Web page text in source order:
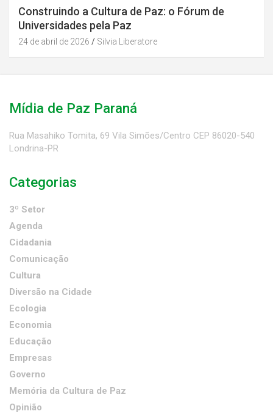
Construindo a Cultura de Paz: o Fórum de
Universidades pela Paz
24 de abril de 2026 Silvia Liberatore
Mídia de Paz Paraná
Rua Masahiko Tomita, 69 Vila Simões/Centro CEP 86020-540
Londrina-PR
Categorias
3º Setor
Agenda
Cidadania
Comunicação
Cultura
Diversão na Cidade
Ecologia
Economia
Educação
Empresas
Governo
Memória da Cultura de Paz
Opinião